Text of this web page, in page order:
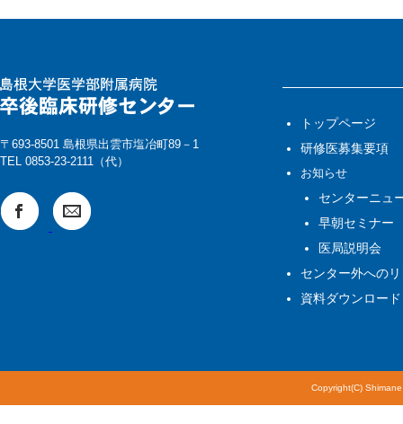
〒693-8501 島根県出雲市塩冶町89－1
TEL 0853-23-2111（代）
トップページ
研修医募集要項
お知らせ
センターニュ
早朝セミナー
医局説明会
センター外への
資料ダウンロード
Copyright(C)